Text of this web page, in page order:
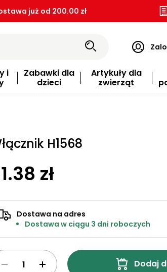
już od 200.00 zł
i
Zabawki dla
dzieci
Artykuły dla
zwierząt
H1568
zł
Dostawa na adres
Dostawa w ciągu 3 dni roboczych
Dodaj